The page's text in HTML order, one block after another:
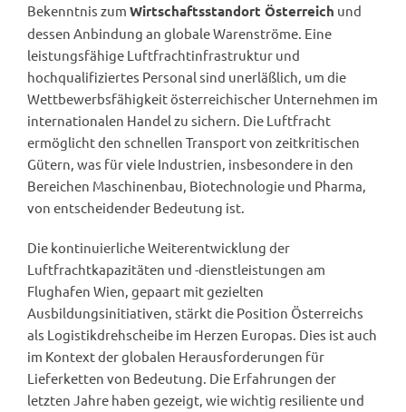
Bekenntnis zum Wirtschaftsstandort Österreich und
dessen Anbindung an globale Warenströme. Eine
leistungsfähige Luftfrachtinfrastruktur und
hochqualifiziertes Personal sind unerläßlich, um die
Wettbewerbsfähigkeit österreichischer Unternehmen im
internationalen Handel zu sichern. Die Luftfracht
ermöglicht den schnellen Transport von zeitkritischen
Gütern, was für viele Industrien, insbesondere in den
Bereichen Maschinenbau, Biotechnologie und Pharma,
von entscheidender Bedeutung ist.
Die kontinuierliche Weiterentwicklung der
Luftfrachtkapazitäten und -dienstleistungen am
Flughafen Wien, gepaart mit gezielten
Ausbildungsinitiativen, stärkt die Position Österreichs
als Logistikdrehscheibe im Herzen Europas. Dies ist auch
im Kontext der globalen Herausforderungen für
Lieferketten von Bedeutung. Die Erfahrungen der
letzten Jahre haben gezeigt, wie wichtig resiliente und